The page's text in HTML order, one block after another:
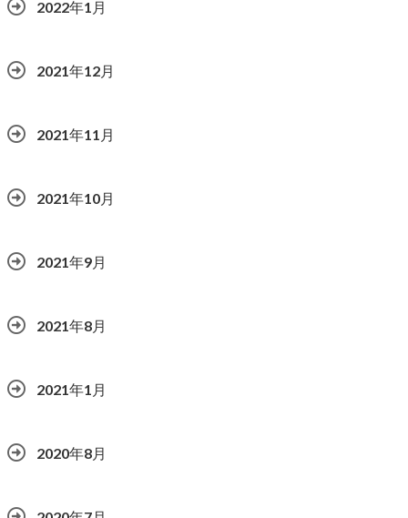
2022年1月
2021年12月
2021年11月
2021年10月
2021年9月
2021年8月
2021年1月
2020年8月